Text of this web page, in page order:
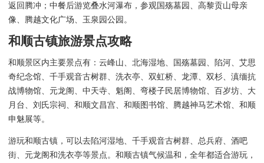
返回腾冲；中餐后游览叠水河瀑布，参观国殇墓园、高黎贡山母亲
像、腾越文化广场、玉泉园公园。
和顺古镇旅游景点攻略
和顺景区内主要景点有：云峰山、北海湿地、国殇墓园、陷河、艾思
奇纪念馆、千手观音古树群、洗衣亭、双虹桥、龙潭、双杉、滇缅抗
战博物馆、元龙阁、中天寺、魁阁、弯楼子民居博物馆、百岁坊、大
月台、刘氏宗祠、和顺文昌宫、和顺图书馆、腾越神马艺术馆、和顺
申魅展等。
游玩和顺古镇，可以去陷河湿地、千手观音古树群、总兵府、酒吧
街、元龙阁和洗衣亭等景点。和顺古镇气候温和，全年都适合游玩，